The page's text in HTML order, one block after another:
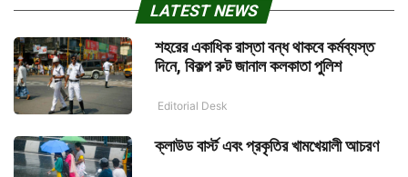
LATEST NEWS
শহরের একাধিক রাস্তা বন্ধ থাকবে কর্মব্যস্ত
দিনে, বিকল্প রুট জানাল কলকাতা পুলিশ
Editorial Desk
ক্লাউড বার্স্ট এবং প্রকৃতির খামখেয়ালী আচরণ